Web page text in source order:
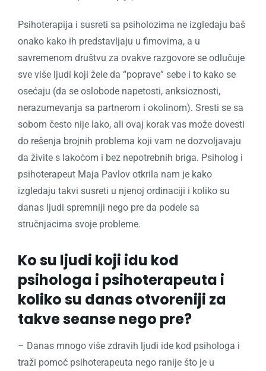
Psihoterapija i susreti sa psiholozima ne izgledaju baš
onako kako ih predstavljaju u fimovima, a u
savremenom društvu za ovakve razgovore se odlučuje
sve više ljudi koji žele da “poprave” sebe i to kako se
osećaju (da se oslobode napetosti, anksioznosti,
nerazumevanja sa partnerom i okolinom). Sresti se sa
sobom često nije lako, ali ovaj korak vas može dovesti
do rešenja brojnih problema koji vam ne dozvoljavaju
da živite s lakoćom i bez nepotrebnih briga. Psiholog i
psihoterapeut Maja Pavlov otkrila nam je kako
izgledaju takvi susreti u njenoj ordinaciji i koliko su
danas ljudi spremniji nego pre da podele sa
stručnjacima svoje probleme.
Ko su ljudi koji idu kod
psihologa i psihoterapeuta i
koliko su danas otvoreniji za
takve seanse nego pre?
– Danas mnogo više zdravih ljudi ide kod psihologa i
traži pomoć psihoterapeuta nego ranije što je u